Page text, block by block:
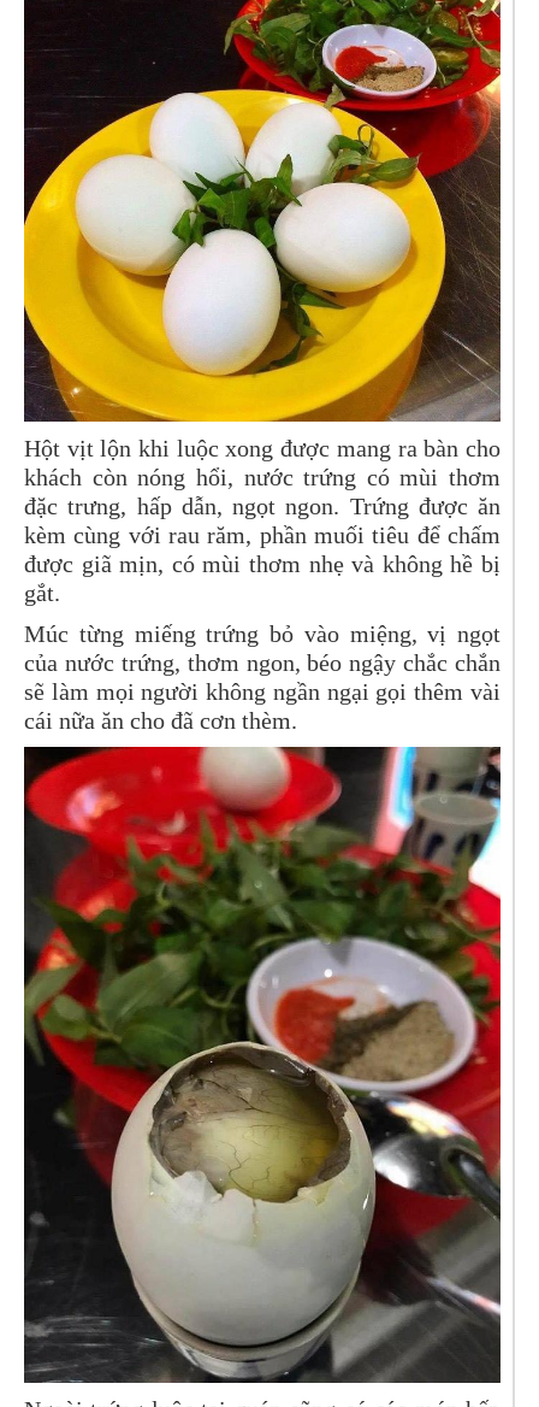
Hột vịt lộn khi luộc xong được mang ra bàn cho
khách còn nóng hổi, nước trứng có mùi thơm
đặc trưng, hấp dẫn, ngọt ngon. Trứng được ăn
kèm cùng với rau răm, phần muối tiêu để chấm
được giã mịn, có mùi thơm nhẹ và không hề bị
gắt.
Múc từng miếng trứng bỏ vào miệng, vị ngọt
của nước trứng, thơm ngon, béo ngậy chắc chắn
sẽ làm mọi người không ngần ngại gọi thêm vài
cái nữa ăn cho đã cơn thèm.